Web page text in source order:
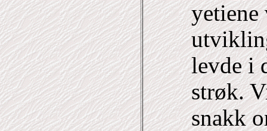
levde i
strøk.
snakk